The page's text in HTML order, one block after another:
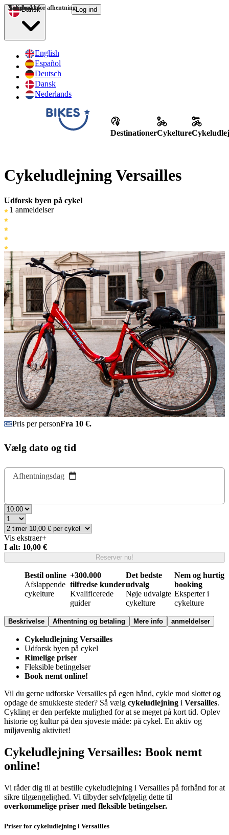
Dansk
English
Español
Deutsch
Dansk
Nederlands
Log ind
DestinationerCykelture
Cykeludlejning Versailles
Udforsk byen på cykel
1 anmeldelser
Pris per personFra 10 €.
Vælg dato og tid
Afhentningsdag
Tidspunkt for afhentning
Antal cykler
Varighed
Vis ekstraer+
I alt: 10,00 €
Reserver nu!
Bestil online
Afslappende
cykelture
+300.000
tilfredse kunder
Kvalificerede
guider
Det bedste
udvalg
Nøje udvalgte
cykelture
Nem og hurtig
booking
Eksperter i
cykelture
Beskrivelse Afhentning og betaling Mere info anmeldelser
Cykeludlejning Versailles
Udforsk byen på cykel
Rimelige priser
Fleksible betingelser
Book nemt online!
Vil du gerne udforske Versailles på egen hånd, cykle mod slottet og
opdage de smukkeste steder? Så vælg cykeludlejning i Versailles.
Cykling er den perfekte mulighed for at se meget på kort tid. Oplev
historie og kultur på den sjoveste måde: på cykel. En aktiv og
miljøvenlig aktivitet!
Cykeludlejning Versailles: Book nemt
online!
Vi råder dig til at bestille cykeludlejning i Versailles på forhånd for at
sikre tilgængelighed. Vi tilbyder selvfølgelig dette til
overkommelige priser med fleksible betingelser.
Priser for cykeludlejning i Versailles